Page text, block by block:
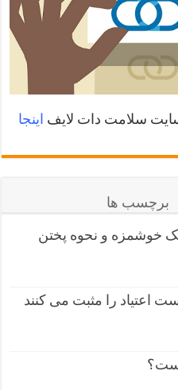
سایت سلامت دات لایف اینجا
برچسب ها
خوشمزه و نحوه پختن
اعتیاد را مثبت می کنند